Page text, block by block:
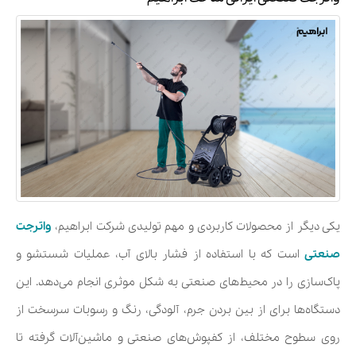
یکی دیگر از محصولات کاربردی و مهم تولیدی شرکت ابراهیم، واترجت
صنعتی است که با استفاده از فشار بالای آب، عملیات شستشو و
پاک‌سازی را در محیط‌های صنعتی به شکل موثری انجام می‌دهد. این
دستگاه‌ها برای از بین بردن جرم، آلودگی، رنگ و رسوبات سرسخت از
روی سطوح مختلف، از کفپوش‌های صنعتی و ماشین‌آلات گرفته تا